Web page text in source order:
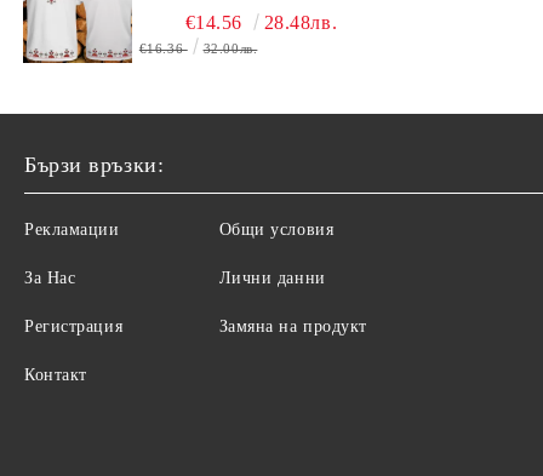
МОТИВИ.€14.56 28.48лв.
€16.36 32.00лв.
Бързи връзки:
Рекламации
За Нас
Регистрация
Контакт
Общи условия
Лични данни
Замяна на продукт